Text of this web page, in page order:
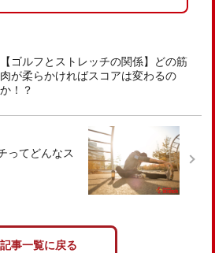
【ゴルフとストレッチの関係】どの筋
肉が柔らかければスコアは変わるの
か！？
ってどんなス
記事一覧に戻る